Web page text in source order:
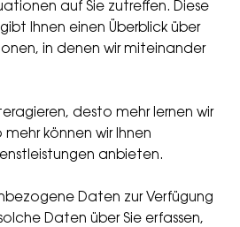
auf Sie zutreffen. Diese
Ihnen einen Überblick über
in denen wir miteinander
desto mehr lernen wir
können wir Ihnen
anbieten.
Daten zur Verfügung
Daten über Sie erfassen,